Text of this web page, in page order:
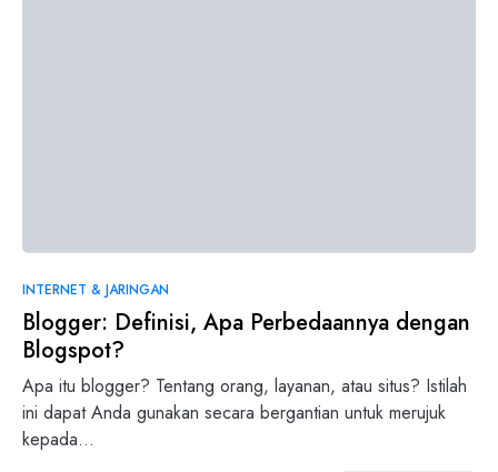
INTERNET & JARINGAN
Blogger: Definisi, Apa Perbedaannya dengan
Blogspot?
Apa itu blogger? Tentang orang, layanan, atau situs? Istilah
ini dapat Anda gunakan secara bergantian untuk merujuk
kepada…